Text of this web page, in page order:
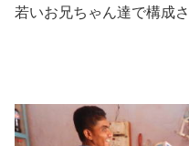
若いお兄ちゃん達で構成さ